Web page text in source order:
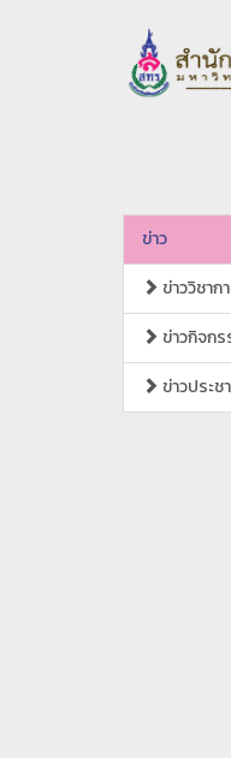
ข่าว
ข่าววิชาก
ข่าวกิจก
ข่าวประ